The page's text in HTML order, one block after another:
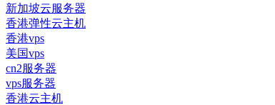
新加坡云服务器
香港弹性云主机
香港vps
美国vps
cn2服务器
vps服务器
香港云主机